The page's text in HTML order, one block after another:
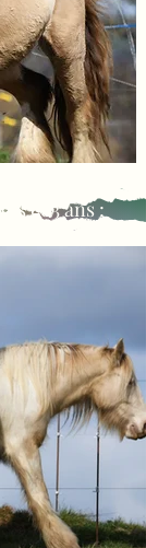
et 3 ans :